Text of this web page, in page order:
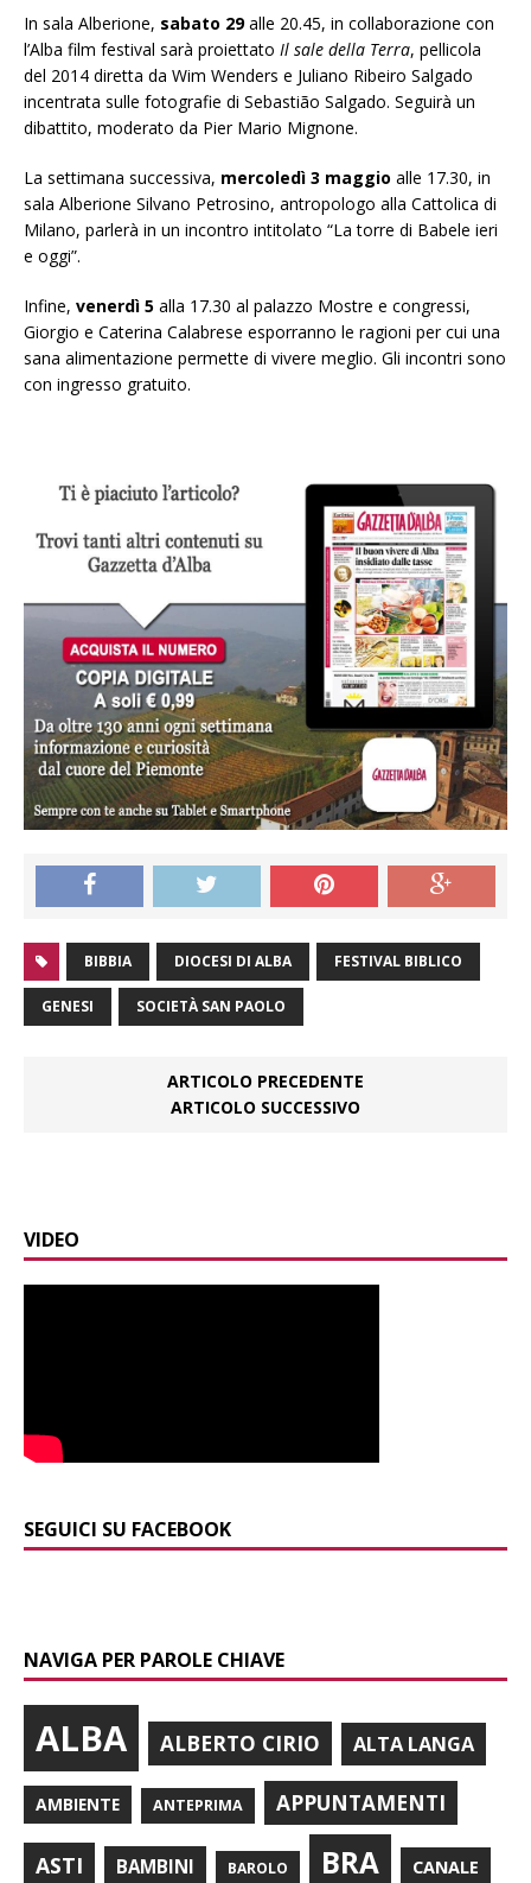
In sala Alberione, sabato 29alle 20.45, in collaborazione con
l’Alba film festival sarà proiettato Il sale della Terra, pellicola
del 2014 diretta da Wim Wenders e Juliano Ribeiro Salgado
incentrata sulle fotografie di Sebastião Salgado. Seguirà un
dibattito, moderato da Pier Mario Mignone.
La settimana successiva, mercoledì 3 maggio alle 17.30, in
sala Alberione Silvano Petrosino, antropologo alla Cattolica di
Milano, parlerà in un incontro intitolato “La torre di Babele ieri
e oggi”.
Infine, venerdì 5 alla 17.30 al palazzo Mostre e congressi,
Giorgio e Caterina Calabrese esporranno le ragioni per cui una
sana alimentazione permette di vivere meglio. Gli incontri sono
con ingresso gratuito.
BIBBIA DIOCESI DI ALBA FESTIVAL BIBLICO
GENESI SOCIETÀ SAN PAOLO
ARTICOLO PRECEDENTE
ARTICOLO SUCCESSIVO
VIDEO
SEGUICI SU FACEBOOK
NAVIGA PER PAROLE CHIAVE
ALBA ALBERTO CIRIO ALTA LANGA
AMBIENTE ANTEPRIMA APPUNTAMENTI
ASTI BAMBINI BAROLO BRA CANALE